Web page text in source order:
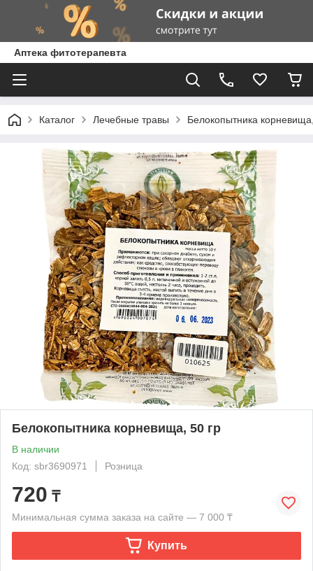
Аптека фитотерапевта
Каталог Лечебные травы Белокопытника
Белокопытника корневища, 50 гр
В наличии
Код: sbr3690971
Розница
720 ₸
Минимальная сумма заказа на сайте — 7 000 ₸
Купить